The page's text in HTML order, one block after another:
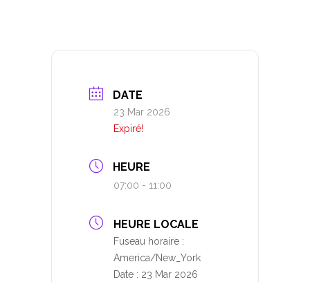
DATE
23 Mar 2026
Expiré!
HEURE
07:00 - 11:00
HEURE LOCALE
Fuseau horaire :
America/New_York
Date : 23 Mar 2026